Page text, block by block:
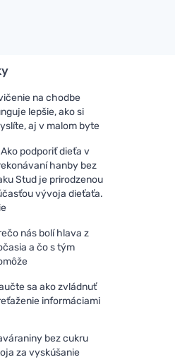
na chodbe
lepšie, ako si
aj v malom byte
podporiť dieťa v
hanby bez
Stud je prirodzenou
vývoja dieťaťa.
nás bolí hlava z
a čo s tým
sa ako zvládnuť
informáciami
bez cukru
za vyskúšanie